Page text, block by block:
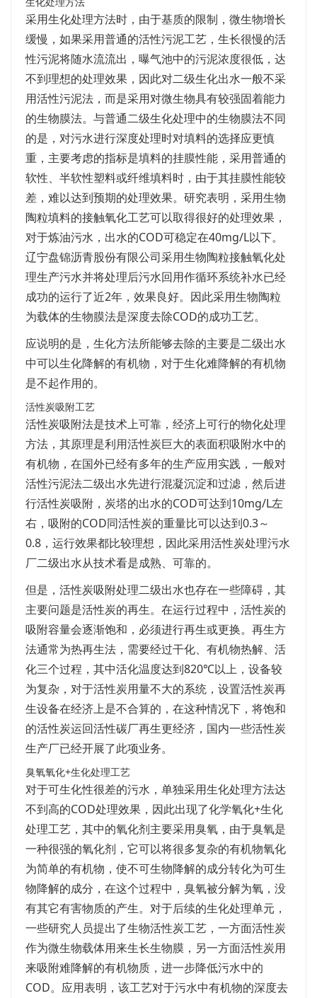
采用生化处理方法时，由于基质的限制，微生物增长
缓慢，如果采用普通的活性污泥工艺，生长很慢的活
性污泥将随水流流出，曝气池中的污泥浓度很低，达
不到理想的处理效果，因此对二级生化出水一般不采
用活性污泥法，而是采用对微生物具有较强固着能力
的生物膜法。与普通二级生化处理中的生物膜法不同
的是，对污水进行深度处理时对填料的选择应更慎
重，主要考虑的指标是填料的挂膜性能，采用普通的
软性、半软性塑料或纤维填料时，由于其挂膜性能较
差，难以达到预期的处理效果。研究表明，采用生物
陶粒填料的接触氧化工艺可以取得很好的处理效果，
对于炼油污水，出水的COD可稳定在40mg/L以下。
辽宁盘锦沥青股份有限公司采用生物陶粒接触氧化处
理生产污水并将处理后污水回用作循环系统补水已经
成功的运行了近2年，效果良好。因此采用生物陶粒
为载体的生物膜法是深度去除COD的成功工艺。
应说明的是，生化方法所能够去除的主要是二级出水
中可以生化降解的有机物，对于生化难降解的有机物
是不起作用的。
活性炭吸附工艺
活性炭吸附法是技术上可靠，经济上可行的物化处理
方法，其原理是利用活性炭巨大的表面积吸附水中的
有机物，在国外已经有多年的生产应用实践，一般对
活性污泥法二级出水先进行混凝沉淀和过滤，然后进
行活性炭吸附，炭塔的出水的COD可达到10mg/L左
右，吸附的COD同活性炭的重量比可以达到0.3～
0.8，运行效果都比较理想，因此采用活性炭处理污水
厂二级出水从技术看是成熟、可靠的。
但是，活性炭吸附处理二级出水也存在一些障碍，其
主要问题是活性炭的再生。在运行过程中，活性炭的
吸附容量会逐渐饱和，必须进行再生或更换。再生方
法通常为热再生法，需要经过干化、有机物热解、活
化三个过程，其中活化温度达到820℃以上，设备较
为复杂，对于活性炭用量不大的系统，设置活性炭再
生设备在经济上是不合算的，在这种情况下，将饱和
的活性炭运回活性碳厂再生更经济，国内一些活性炭
生产厂已经开展了此项业务。
臭氧氧化+生化处理工艺
对于可生化性很差的污水，单独采用生化处理方法达
不到高的COD处理效果，因此出现了化学氧化+生化
处理工艺，其中的氧化剂主要采用臭氧，由于臭氧是
一种很强的氧化剂，它可以将很多复杂的有机物氧化
为简单的有机物，使不可生物降解的成分转化为可生
物降解的成分，在这个过程中，臭氧被分解为氧，没
有其它有害物质的产生。对于后续的生化处理单元，
一些研究人员提出了生物活性炭工艺，一方面活性炭
作为微生物载体用来生长生物膜，另一方面活性炭用
来吸附难降解的有机物质，进一步降低污水中的
COD。应用表明，该工艺对于污水中有机物的深度去